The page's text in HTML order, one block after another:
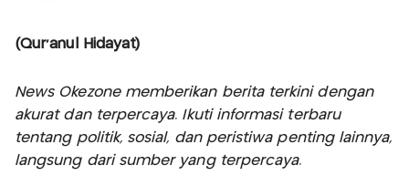
(Qur'anul Hidayat)
News Okezone memberikan berita terkini dengan
akurat dan terpercaya. Ikuti informasi terbaru
tentang politik, sosial, dan peristiwa penting lainnya,
langsung dari sumber yang terpercaya.